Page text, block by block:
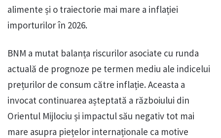
alimente și o traiectorie mai mare a inflației
importurilor în 2026.
BNM a mutat balanța riscurilor asociate cu runda
actuală de prognoze pe termen mediu ale indicelui
prețurilor de consum către inflație. Aceasta a
invocat continuarea așteptată a războiului din
Orientul Mijlociu și impactul său negativ tot mai
mare asupra piețelor internaționale ca motive